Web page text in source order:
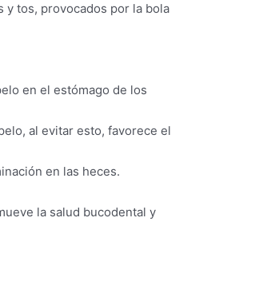
y tos, provocados por la bola
en el estómago de los
al evitar esto, favorece el
en las heces.
la salud bucodental y